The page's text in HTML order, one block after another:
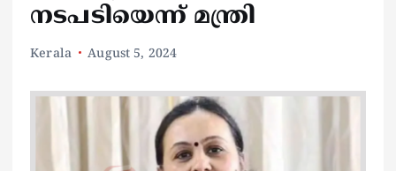
നടപടിയെന്ന് മന്ത്രി
Kerala August 5, 2024